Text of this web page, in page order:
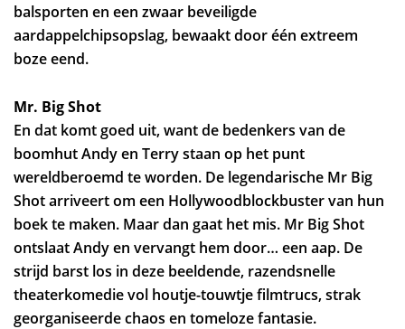
balsporten en een zwaar beveiligde
aardappelchipsopslag, bewaakt door één extreem
boze eend.
Mr. Big Shot
En dat komt goed uit, want de bedenkers van de
boomhut Andy en Terry staan op het punt
wereldberoemd te worden. De legendarische Mr Big
Shot arriveert om een Hollywoodblockbuster van hun
boek te maken. Maar dan gaat het mis. Mr Big Shot
ontslaat Andy en vervangt hem door… een aap. De
strijd barst los in deze beeldende, razendsnelle
theaterkomedie vol houtje-touwtje filmtrucs, strak
georganiseerde chaos en tomeloze fantasie.